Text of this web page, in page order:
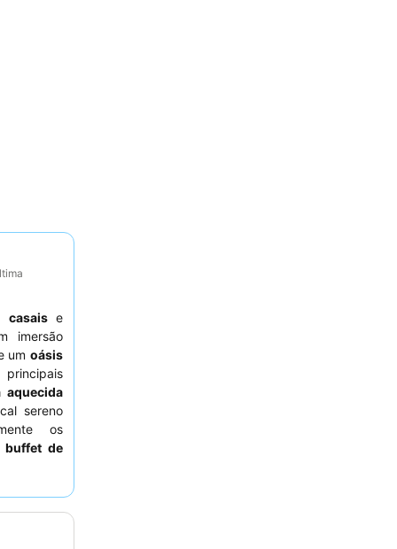
casaise
imersão
um oásis
aquecida
sereno
os
buffet de
com